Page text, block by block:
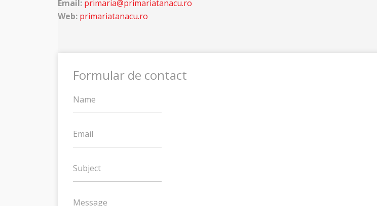
Email: primaria@primariatanacu.ro
Web: primariatanacu.ro
Formular de contact